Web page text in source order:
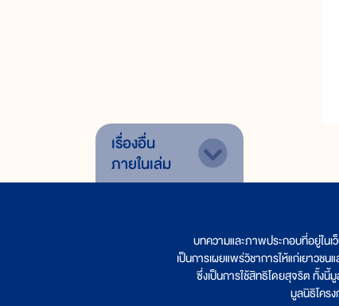
เรื่องอื่น
ภายในเล่ม
บทความและภาพประกอบที่อยู่ใน
เป็นการเผยแพร่วิชาการให้แก่เยาวช
ซึ่งเป็นการใช้สิทธิโดยสุจริต ทั้งนี้
มูลนิธิโคร